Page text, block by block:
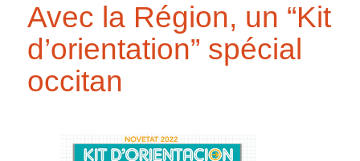
Avec la Région, un “Kit
d’orientation” spécial
occitan